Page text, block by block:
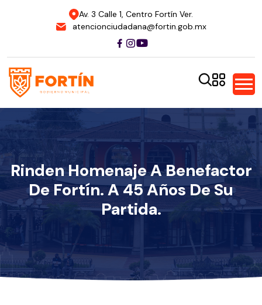
Av. 3 Calle 1, Centro Fortín Ver.
atencionciudadana@fortin.gob.mx
Rinden Homenaje A Benefactor
De Fortín. A 45 Años De Su
Partida.